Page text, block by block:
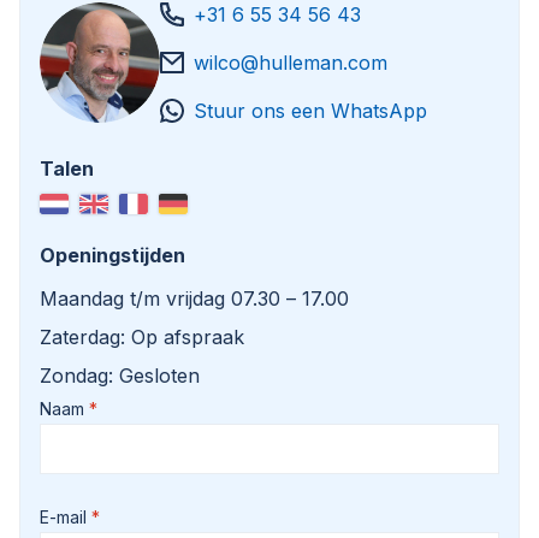
Office: 0031-527246140
E-mail: info@hulleman.com
Web; www.hulleman.com
Hulleman Trucks B.V.
8316 GG Marknesse – Holland
+31 6 55 34 56 43
wilco@hulleman.com
Stuur ons een WhatsApp
Talen
Openingstijden
Maandag t/m vrijdag 07.30 – 17.00
Zaterdag: Op afspraak
Zondag: Gesloten
Naam
E-mail